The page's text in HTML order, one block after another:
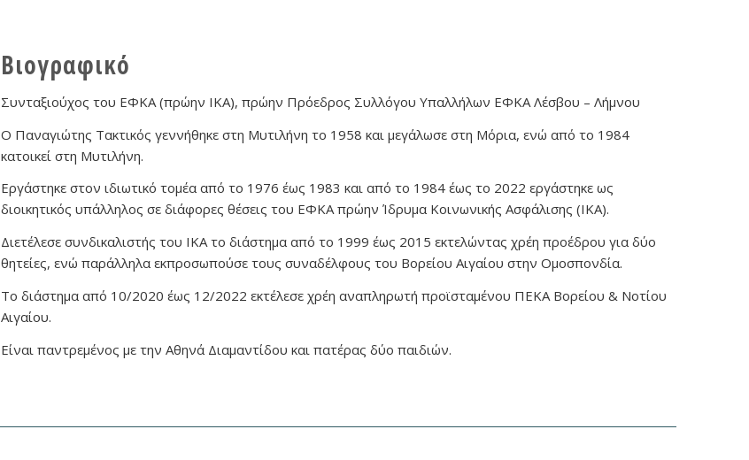
Βιογραφικό
Συνταξιούχος του ΕΦΚΑ (πρώην ΙΚΑ), πρώην Πρόεδρος Συλλόγου Υπαλλήλων ΕΦΚΑ Λέσβου – Λήμνου
Ο Παναγιώτης Τακτικός γεννήθηκε στη Μυτιλήνη το 1958 και μεγάλωσε στη Μόρια, ενώ από το 1984
κατοικεί στη Μυτιλήνη.
Εργάστηκε στον ιδιωτικό τομέα από το 1976 έως 1983 και από το 1984 έως το 2022 εργάστηκε ως
διοικητικός υπάλληλος σε διάφορες θέσεις του ΕΦΚΑ πρώην Ίδρυμα Κοινωνικής Ασφάλισης (ΙΚΑ).
Διετέλεσε συνδικαλιστής του ΙΚΑ το διάστημα από το 1999 έως 2015 εκτελώντας χρέη προέδρου για δύο
θητείες, ενώ παράλληλα εκπροσωπούσε τους συναδέλφους του Βορείου Αιγαίου στην Ομοσπονδία.
Το διάστημα από 10/2020 έως 12/2022 εκτέλεσε χρέη αναπληρωτή προϊσταμένου ΠΕΚΑ Βορείου & Νοτίου
Αιγαίου.
Είναι παντρεμένος με την Αθηνά Διαμαντίδου και πατέρας δύο παιδιών.